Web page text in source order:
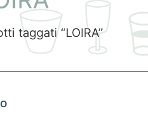
taggati “LOIRA”